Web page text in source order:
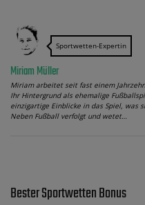
Sportwetten-Expertin
Miriam Müller
Miriam arbeitet seit fast einem
Ihr Hintergrund als ehemalige
einzigartige Einblicke in das Spiel, was
Neben Fußball verfolgt und wetet…
Bester Sportwetten Bonus